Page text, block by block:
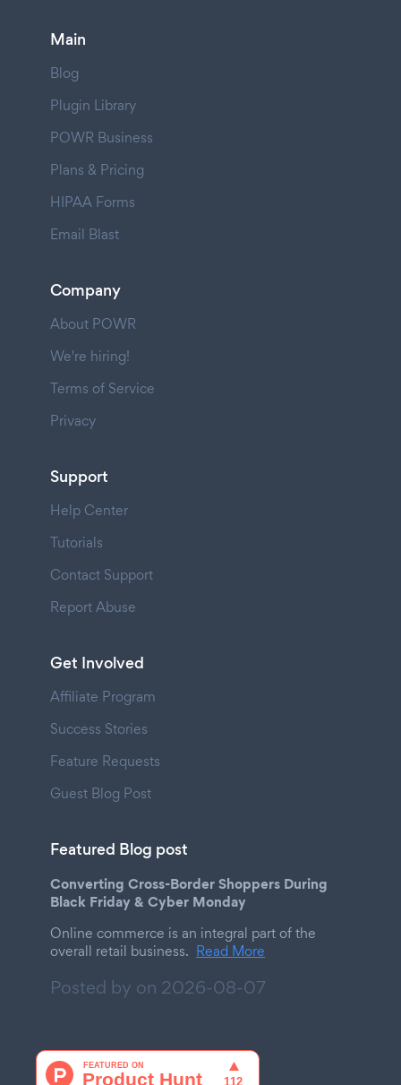
Main
Blog
Plugin Library
POWR Business
Plans & Pricing
HIPAA Forms
Email Blast
Company
About POWR
We're hiring!
Terms of Service
Privacy
Support
Help Center
Tutorials
Contact Support
Report Abuse
Get Involved
Affiliate Program
Success Stories
Feature Requests
Guest Blog Post
Featured Blog post
Converting Cross-Border Shoppers During
Black Friday & Cyber Monday
Online commerce is an integral part of the
overall retail business. Read More
Posted by on 2026-08-07